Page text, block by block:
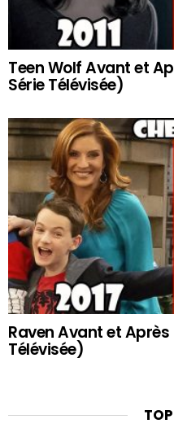
Teen Wolf Avant et
Série Télévisée)
Raven Avant et Après
Télévisée)